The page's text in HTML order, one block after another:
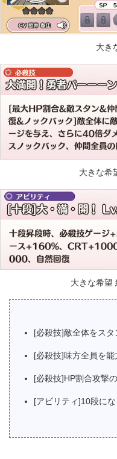
大き
大きな希
大きな希望
[必殺技]敵全体をスタ
[必殺技]味方全員を
[必殺技]HP割合攻撃
[アビリティ]10段に